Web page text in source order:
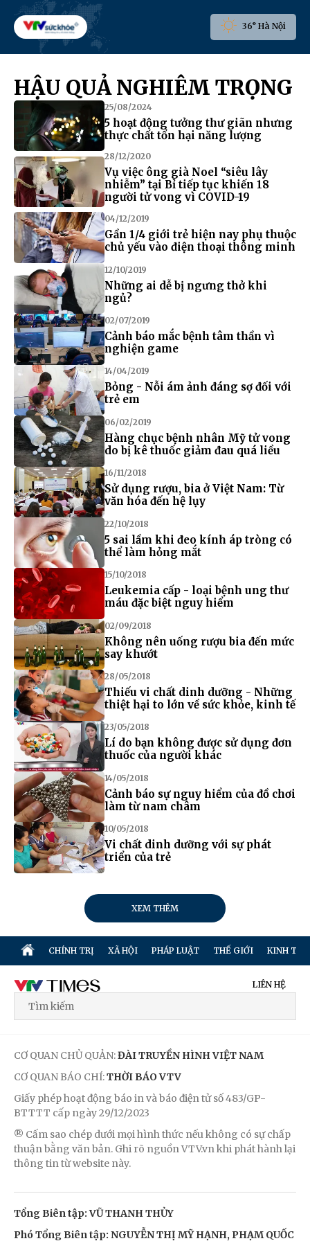
36° Hà Nội
HẬU QUẢ NGHIÊM TRỌNG
25/08/2024
5 hoạt động tưởng thư giãn nhưng
thực chất tổn hại năng lượng
28/12/2020
Vụ việc ông già Noel “siêu lây
nhiễm” tại Bỉ tiếp tục khiến 18
người tử vong vì COVID-19
04/12/2019
Gần 1/4 giới trẻ hiện nay phụ thuộc
chủ yếu vào điện thoại thông minh
12/10/2019
Những ai dễ bị ngưng thở khi
ngủ?
02/07/2019
Cảnh báo mắc bệnh tâm thần vì
nghiện game
14/04/2019
Bỏng - Nỗi ám ảnh đáng sợ đối với
trẻ em
06/02/2019
Hàng chục bệnh nhân Mỹ tử vong
do bị kê thuốc giảm đau quá liều
16/11/2018
Sử dụng rượu, bia ở Việt Nam: Từ
văn hóa đến hệ lụy
22/10/2018
5 sai lầm khi đeo kính áp tròng có
thể làm hỏng mắt
15/10/2018
Leukemia cấp - loại bệnh ung thư
máu đặc biệt nguy hiểm
02/09/2018
Không nên uống rượu bia đến mức
say khướt
28/05/2018
Thiếu vi chất dinh dưỡng - Những
thiệt hại to lớn về sức khỏe, kinh tế
23/05/2018
Lí do bạn không được sử dụng đơn
thuốc của người khác
14/05/2018
Cảnh báo sự nguy hiểm của đồ chơi
làm từ nam châm
10/05/2018
Vi chất dinh dưỡng với sự phát
triển của trẻ
XEM THÊM
CHÍNH TRỊ XÃ HỘI PHÁP LUẬT THẾ GIỚI KINH TẾ
LIÊN HỆ
CƠ QUAN CHỦ QUẢN:ĐÀI TRUYỀN HÌNH VIỆT NAM
CƠ QUAN BÁO CHÍ:THỜI BÁO VTV
Giấy phép hoạt động báo in và báo điện tử số 483/GP-
BTTTT cấp ngày 29/12/2023
® Cấm sao chép dưới mọi hình thức nếu không có sự chấp
thuận bằng văn bản. Ghi rõ nguồn VTV.vn khi phát hành lại
thông tin từ website này.
Tổng Biên tập: VŨ THANH THỦY
Phó Tổng Biên tập: NGUYỄN THỊ MỸ HẠNH, PHẠM QUỐC